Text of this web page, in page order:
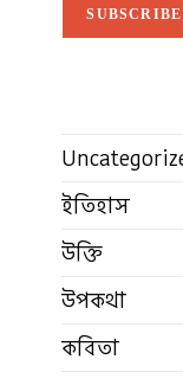
SUBSCRIBE
ইতিহাস
উক্তি
উপকথা
কবিতা